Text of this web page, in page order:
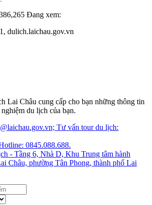
Đang xem:
dulich.laichau.gov.vn
Lai Châu cung cấp cho bạn những thông tin
du lịch của bạn.
Tư vấn tour du lịch:
0845.088.688.
- Tầng 6, Nhà D, Khu Trung tâm hành
Châu, phường Tân Phong, thành phố Lai